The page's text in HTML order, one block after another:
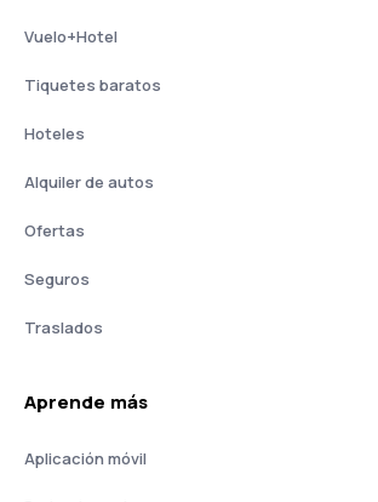
Vuelo+Hotel
Tiquetes baratos
Hoteles
Alquiler de autos
Ofertas
Seguros
Traslados
Aprende más
Aplicación móvil